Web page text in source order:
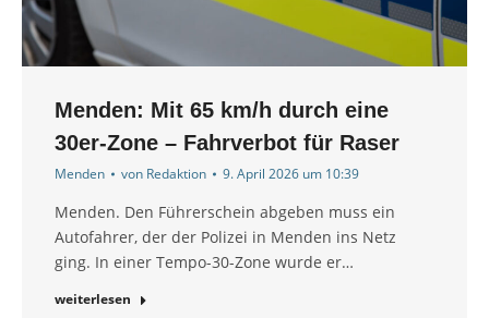
Menden: Mit 65 km/h durch eine
30er-Zone – Fahrverbot für Raser
Menden von Redaktion 9. April 2026 um 10:39
Menden. Den Führerschein abgeben muss ein
Autofahrer, der der Polizei in Menden ins Netz
ging. In einer Tempo-30-Zone wurde er…
weiterlesen